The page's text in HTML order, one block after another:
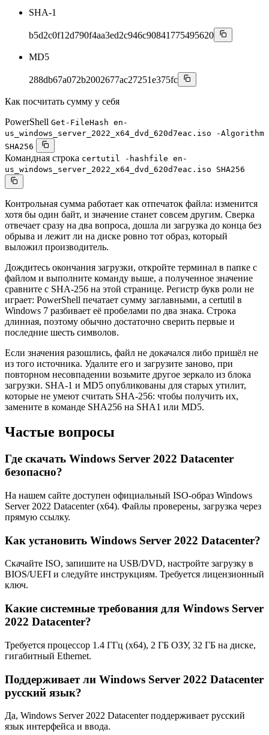
SHA-1
b5d2c0f12d790f4aa3ed2c946c90841775495620
MD5
288db67a072b2002677ac27251e375fc
Как посчитать сумму у себя
PowerShell Get-FileHash en-
us_windows_server_2022_x64_dvd_620d7eac.iso -Algorithm
SHA256
Командная строка certutil -hashfile en-
us_windows_server_2022_x64_dvd_620d7eac.iso SHA256
Контрольная сумма работает как отпечаток файла: изменится
хотя бы один байт, и значение станет совсем другим. Сверка
отвечает сразу на два вопроса, дошла ли загрузка до конца без
обрыва и лежит ли на диске ровно тот образ, который
выложил производитель.
Дождитесь окончания загрузки, откройте терминал в папке с
файлом и выполните команду выше, а полученное значение
сравните с SHA-256 на этой странице. Регистр букв роли не
играет: PowerShell печатает сумму заглавными, а certutil в
Windows 7 разбивает её пробелами по два знака. Строка
длинная, поэтому обычно достаточно сверить первые и
последние шесть символов.
Если значения разошлись, файл не докачался либо пришёл не
из того источника. Удалите его и загрузите заново, при
повторном несовпадении возьмите другое зеркало из блока
загрузки. SHA-1 и MD5 опубликованы для старых утилит,
которые не умеют считать SHA-256: чтобы получить их,
замените в команде SHA256 на SHA1 или MD5.
Частые вопросы
Где скачать Windows Server 2022 Datacenter
безопасно?
На нашем сайте доступен официальный ISO-образ Windows
Server 2022 Datacenter (x64). Файлы проверены, загрузка через
прямую ссылку.
Как установить Windows Server 2022 Datacenter?
Скачайте ISO, запишите на USB/DVD, настройте загрузку в
BIOS/UEFI и следуйте инструкциям. Требуется лицензионный
ключ.
Какие системные требования для Windows Server
2022 Datacenter?
Требуется процессор 1.4 ГГц (x64), 2 ГБ ОЗУ, 32 ГБ на диске,
гигабитный Ethernet.
Поддерживает ли Windows Server 2022 Datacenter
русский язык?
Да, Windows Server 2022 Datacenter поддерживает русский
язык интерфейса и ввода.